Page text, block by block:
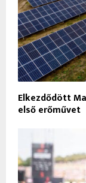
Elkezdődött
első erőművet